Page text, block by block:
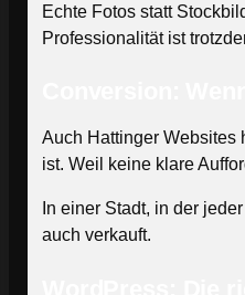
Echte Fotos statt
Professionalität ist
Auch Hattinger Websites
ist. Weil keine klare
In einer Stadt, in der
auch verkauft.